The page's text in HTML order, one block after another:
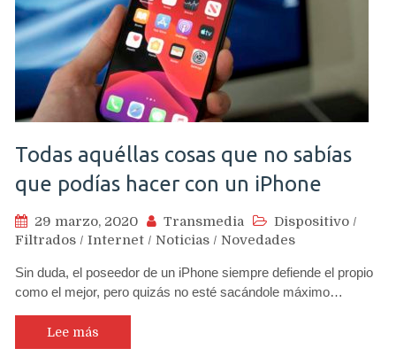
Todas aquéllas cosas que no sabías
que podías hacer con un iPhone
29 marzo, 2020 Transmedia Dispositivo /
Filtrados / Internet / Noticias / Novedades
Sin duda, el poseedor de un iPhone siempre defiende el propio
como el mejor, pero quizás no esté sacándole máximo…
Lee más